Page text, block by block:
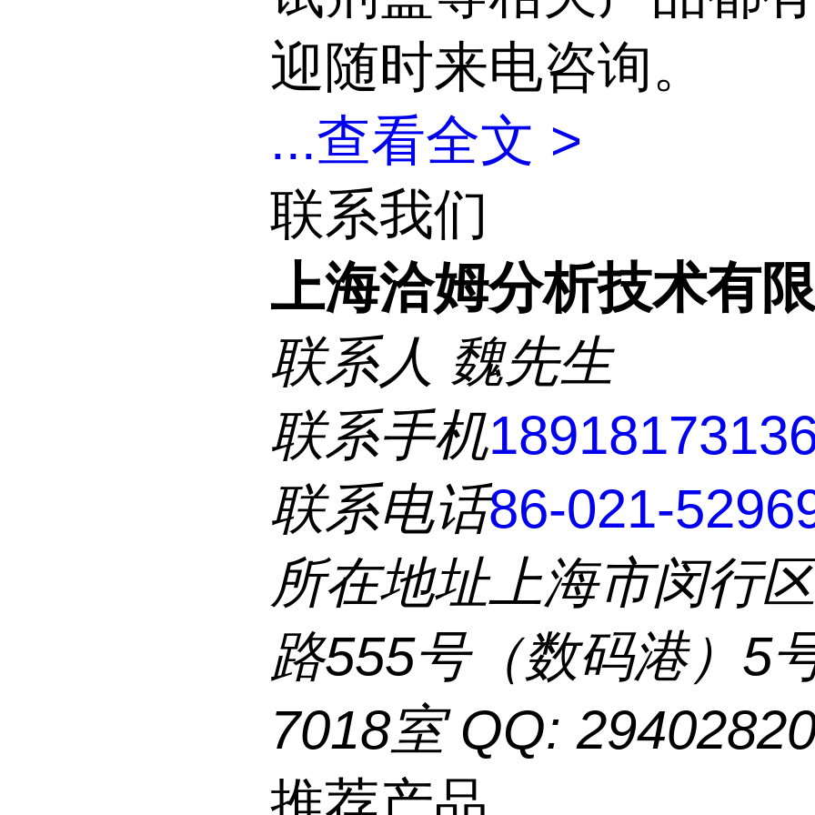
迎随时来电咨询。
...查看全文 >
联系我们
上海洽姆分析技术有
联系人 魏先生
联系手机
联系电话86-021-
所在地址上海市闵行
路555号（数码港）5
7018室 QQ: